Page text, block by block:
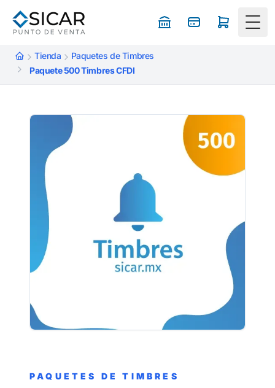
Tienda
Paquetes de Timbres
Paquete 500 Timbres CFDI
PAQUETES DE TIMBRES